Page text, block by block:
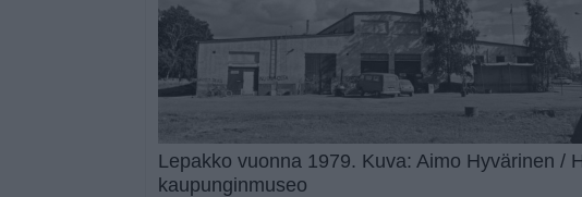
Lepakko vuonna 1979. Kuva: Aimo Hyvärinen /
kaupunginmuseo